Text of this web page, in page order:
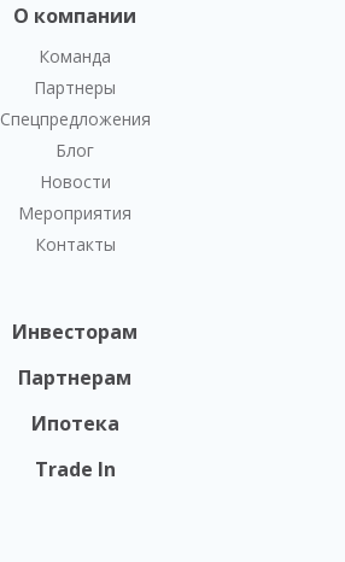
О компании
Команда
Партнеры
Спецпредложения
Блог
Новости
Мероприятия
Контакты
Инвесторам
Партнерам
Ипотека
Trade In